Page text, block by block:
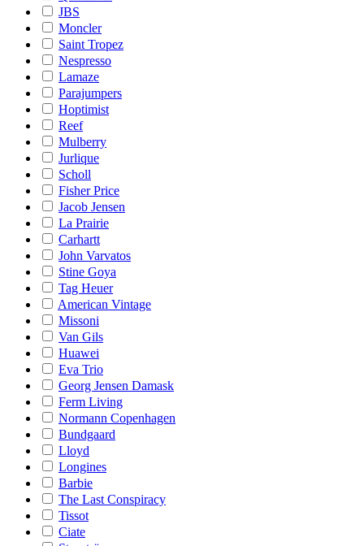
JBS
Moncler
Saint Tropez
Nespresso
Lamaze
Parajumpers
Hoptimist
Reef
Mulberry
Jurlique
Scholl
Fisher Price
Jacob Jensen
La Prairie
Carhartt
John Varvatos
Stine Goya
Tag Heuer
American Vintage
Missoni
Van Gils
Huawei
Eva Trio
Georg Jensen Damask
Ferm Living
Normann Copenhagen
Bundgaard
Lloyd
Longines
Barbie
The Last Conspiracy
Tissot
Ciate